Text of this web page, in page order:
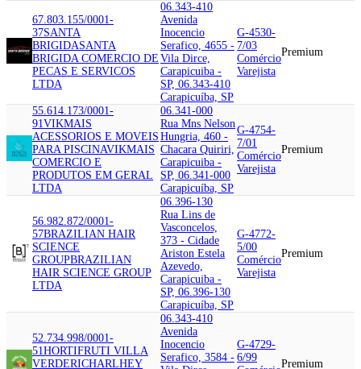
67.803.155/0001-
37SANTA
BRIGIDASANTA
BRIGIDA COMERCIO DE
PECAS E SERVICOS
LTDA
06.343-410
Avenida
Inocencio
Serafico, 4655 -
Vila Dirce,
Carapicuiba -
SP, 06.343-410
Carapicuíba, SP
G-4530-
7/03
Comércio
Varejista
Premium
55.614.173/0001-
91VIKMAIS
ACESSORIOS E MOVEIS
PARA PISCINAVIKMAIS
COMERCIO E
PRODUTOS EM GERAL
LTDA
06.341-000
Rua Mns Nelson
Hungria, 460 -
Chacara Quiriri,
Carapicuiba -
SP, 06.341-000
Carapicuíba, SP
G-4754-
7/01
Comércio
Varejista
Premium
56.982.872/0001-
57BRAZILIAN HAIR
SCIENCE
GROUPBRAZILIAN
HAIR SCIENCE GROUP
LTDA
06.396-130
Rua Lins de
Vasconcelos,
373 - Cidade
Ariston Estela
Azevedo,
Carapicuiba -
SP, 06.396-130
Carapicuíba, SP
G-4772-
5/00
Comércio
Varejista
Premium
52.734.998/0001-
51HORTIFRUTI VILLA
VERDERICHARLHEY
06.343-410
Avenida
Inocencio
Serafico, 3584 -
G-4729-
6/99
Premium